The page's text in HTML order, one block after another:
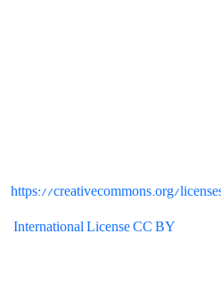
https://creativecommons.org/
International License CC BY